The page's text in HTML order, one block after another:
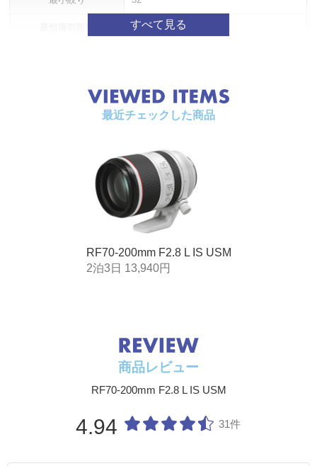
0.7m
約φ89.9×146.0mm
約130g）
最近チェックした商品
RF70-200mm F2.8 L IS USM
2泊3日 13,940円
商品レビュー
RF70-200mm F2.8 L IS USM
4.94 31件